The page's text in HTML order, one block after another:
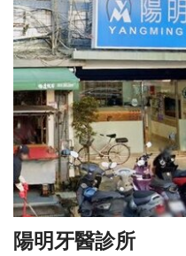
陽明牙醫診所